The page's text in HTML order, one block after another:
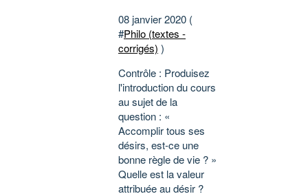
08 janvier 2020 (
#Philo (textes -
corrigés) )
Contrôle : Produisez
l'introduction du cours
au sujet de la
question : «
Accomplir tous ses
désirs, est-ce une
bonne règle de vie ? »
Quelle est la valeur
attribuée au désir ?